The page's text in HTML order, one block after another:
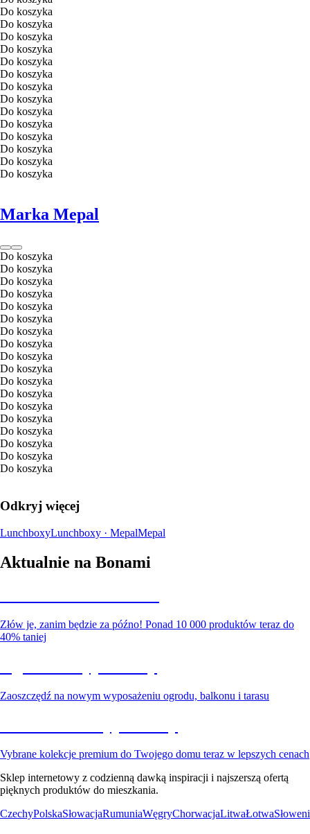
Do koszyka
Do koszyka
Do koszyka
Do koszyka
Do koszyka
Do koszyka
Do koszyka
Do koszyka
Do koszyka
Do koszyka
Do koszyka
Do koszyka
Do koszyka
Do koszyka
Marka Mepal
Do koszyka
Do koszyka
Do koszyka
Do koszyka
Do koszyka
Do koszyka
Do koszyka
Do koszyka
Do koszyka
Do koszyka
Do koszyka
Do koszyka
Do koszyka
Do koszyka
Do koszyka
Do koszyka
Do koszyka
Do koszyka
Odkryj więcej
LunchboxyLunchboxy · MepalMepal
Aktualnie na Bonami
Złów je, zanim będzie za późno! Ponad 10 000 produktów teraz do
40% taniej
Zaoszczędź na nowym wyposażeniu ogrodu, balkonu i tarasu
Vybrane kolekcje premium do Twojego domu teraz w lepszych cenach
Sklep internetowy z codzienną dawką inspiracji i najszerszą ofertą
pięknych produktów do mieszkania.
CzechyPolskaSłowacjaRumuniaWęgryChorwacjaLitwaŁotwa